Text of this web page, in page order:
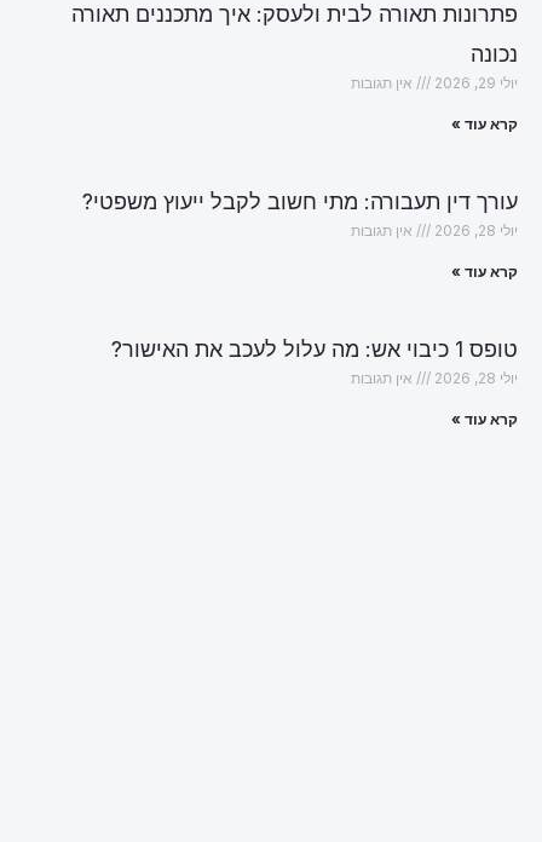
פתרונות תאורה לבית ולעסק: איך מתכננים תאורה
נכונה
יולי 29, 2026 אין תגובות
קרא עוד »
עורך דין תעבורה: מתי חשוב לקבל ייעוץ משפטי?
יולי 28, 2026 אין תגובות
קרא עוד »
טופס 1 כיבוי אש: מה עלול לעכב את האישור?
יולי 28, 2026 אין תגובות
קרא עוד »